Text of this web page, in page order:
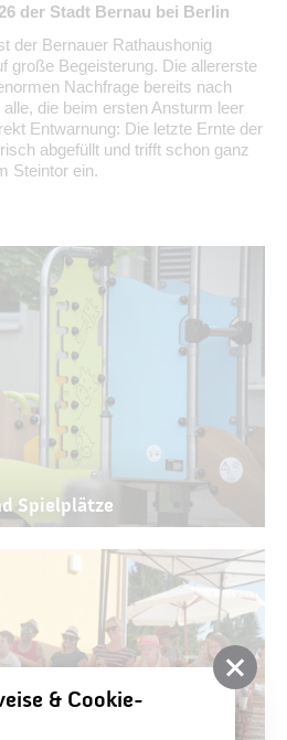
der Stadt Bernau bei Berlin
der Bernauer Rathaushonig
große Begeisterung. Die allererste
Nachfrage bereits nach
die beim ersten Ansturm leer
Entwarnung: Die letzte Ernte der
abgefüllt und trifft schon ganz
Steintor ein.
Spielplätze
& Cookie-